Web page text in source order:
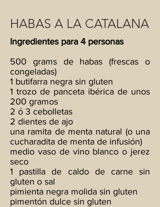
HABAS A LA CATALANA
Ingredientes para 4 personas
500 grams de habas (frescas o
congeladas)
1 butifarra negra sin gluten
1 trozo de panceta ibérica de unos
200 gramos
2 ó 3 cebolletas
2 dientes de ajo
una ramita de menta natural (o una
cucharadita de menta de infusión)
medio vaso de vino blanco o jerez
seco
1 pastilla de caldo de carne sin
gluten o sal
pimienta negra molida sin gluten
pimentón dulce sin gluten